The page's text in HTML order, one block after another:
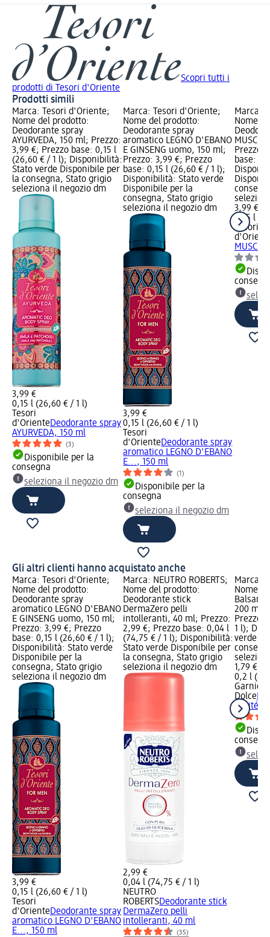
Scopri tutti i
prodotti di Tesori d'Oriente
Prodotti simili
Marca: Tesori d'Oriente;
Nome del prodotto:
Deodorante spray
AYURVEDA, 150 ml; Prezzo:
3,99 €; Prezzo base: 0,15 l
(26,60 € / 1 l); Disponibilità:
Stato verde Disponibile per
la consegna, Stato grigio
seleziona il negozio dm
3,99 €
0,15 l (26,60 € / 1 l)
Tesori
d'OrienteDeodorante spray
AYURVEDA, 150 ml
(3)
Disponibile per la
consegna
seleziona il negozio dm
Marca: Tesori d'Oriente;
Nome del prodotto:
Deodorante spray
aromatico LEGNO D'EBANO
E GINSENG uomo, 150 ml;
Prezzo: 3,99 €; Prezzo
base: 0,15 l (26,60 € / 1 l);
Disponibilità: Stato verde
Disponibile per la
consegna, Stato grigio
seleziona il negozio dm
3,99 €
0,15 l (26,60 € / 1 l)
Tesori
d'OrienteDeodorante spray
aromatico LEGNO D'EBANO
E..., 150 ml
(1)
Disponibile per la
consegna
seleziona il negozio dm
Marca:
Nome
Prezzo:
base:
3,99 €
0,15 l
Tesori
Gli altri clienti hanno acquistato anche
Marca: Tesori d'Oriente;
Nome del prodotto:
Deodorante spray
aromatico LEGNO D'EBANO
E GINSENG uomo, 150 ml;
Prezzo: 3,99 €; Prezzo
base: 0,15 l (26,60 € / 1 l);
Disponibilità: Stato verde
Disponibile per la
consegna, Stato grigio
seleziona il negozio dm
3,99 €
0,15 l (26,60 € / 1 l)
Tesori
d'OrienteDeodorante spray
aromatico LEGNO D'EBANO
E..., 150 ml
Marca: NEUTRO ROBERTS;
Nome del prodotto:
Deodorante stick
DermaZero pelli
intolleranti, 40 ml; Prezzo:
2,99 €; Prezzo base: 0,04 l
(74,75 € / 1 l); Disponibilità:
Stato verde Disponibile per
la consegna, Stato grigio
seleziona il negozio dm
2,99 €
0,04 l (74,75 € / 1 l)
NEUTRO
ROBERTSDeodorante stick
DermaZero pelli
intolleranti, 40 ml
(35)
Marca:
Nome
200 ml;
Prezzo
1 l);
verde
1,79 €
0,2 l
Garnier
Dolce
Karité,